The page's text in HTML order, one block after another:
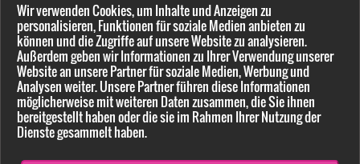
Wir verwenden Cookies, um Inhalte und Anzeigen zu
personalisieren, Funktionen für soziale Medien anbieten zu
können und die Zugriffe auf unsere Website zu analysieren.
Außerdem geben wir Informationen zu Ihrer Verwendung unserer
Website an unsere Partner für soziale Medien, Werbung und
Analysen weiter. Unsere Partner führen diese Informationen
möglicherweise mit weiteren Daten zusammen, die Sie ihnen
bereitgestellt haben oder die sie im Rahmen Ihrer Nutzung der
Dienste gesammelt haben.
Pflichtfelder sind mit * markiert
Bitte beachten Sie unsereDatenschutzerklärung.